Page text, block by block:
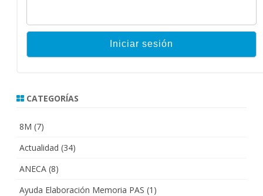
CATEGORÍAS
8M (7)
Actualidad (34)
ANECA (8)
Ayuda Elaboración Memoria PAS (1)